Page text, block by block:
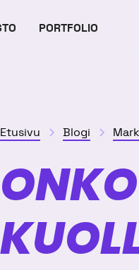
PORTFOLIO
Etusivu Blogi